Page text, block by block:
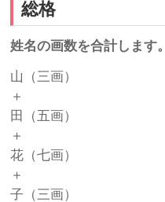
総格
姓名の画数を合計します。
山（三画）
＋
田（五画）
＋
花（七画）
＋
子（三画）